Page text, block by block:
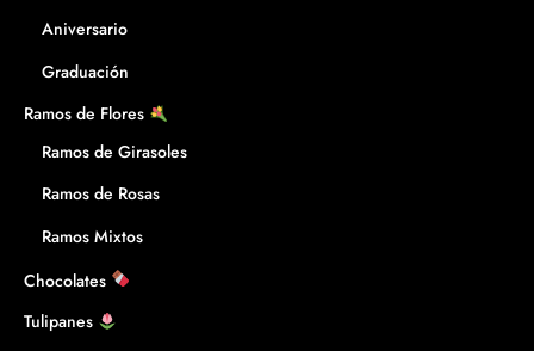
Aniversario
Graduación
Ramos de Flores
Ramos de Girasoles
Ramos de Rosas
Ramos Mixtos
Chocolates
Tulipanes